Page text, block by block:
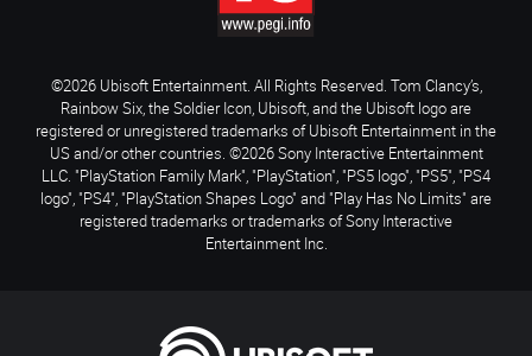
©2026 Ubisoft Entertainment. All Rights Reserved. Tom Clancy’s,
Rainbow Six, the Soldier Icon, Ubisoft, and the Ubisoft logo are
registered or unregistered trademarks of Ubisoft Entertainment in the
US and/or other countries. ©2026 Sony Interactive Entertainment
LLC. "PlayStation Family Mark", "PlayStation", "PS5 logo", "PS5", "PS4
logo", "PS4", "PlayStation Shapes Logo" and "Play Has No Limits" are
registered trademarks or trademarks of Sony Interactive
Entertainment Inc.